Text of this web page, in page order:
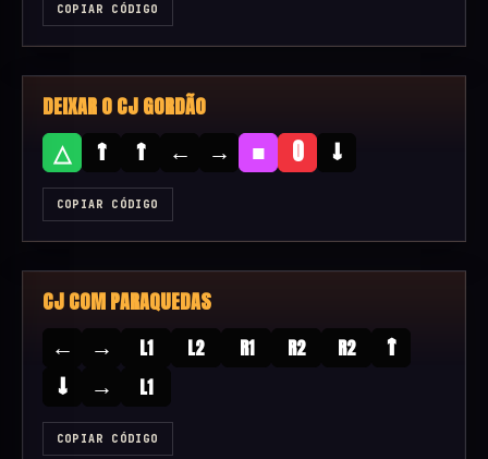
COPIAR CÓDIGO
DEIXAR O CJ GORDÃO
△ ↑ ↑ ← → ■ O ↓
COPIAR CÓDIGO
CJ COM PARAQUEDAS
← → L1 L2 R1 R2 R2
↑
↓
→ L1
COPIAR CÓDIGO